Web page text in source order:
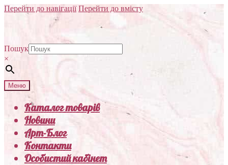
Перейти до навігації Перейти до вмісту
Пошук
×
Меню
Каталог товарів
Новини
Арт-Блог
Контакти
Особистий кабінет